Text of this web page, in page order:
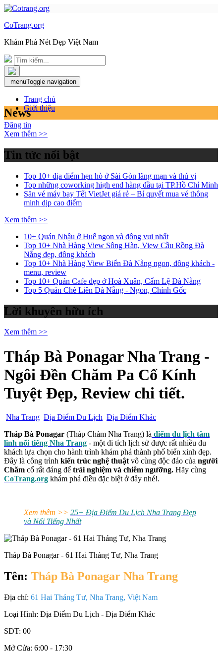
CoTrang.org
Khám Phá Nét Đẹp Việt Nam
menuToggle navigation
Trang chủ
Giới thiệu
Đăng tin
News
Xem thêm >>
Tin tức nổi bật
Top 10+ địa điểm hẹn hò ở Sài Gòn lãng mạn và thú vị
Top những coworking high end hàng đầu tại TP.Hồ Chí Minh
Săn vé máy bay Tết VietJet giá rẻ – Bí quyết mua vé thông
minh dịp cao điểm
Xem thêm >>
10+ Quán Nhậu ở Huế ngon và đông vui nhất
Top 10+ Nhà Hàng View Sông Hàn, View Cầu Rồng Đà
Nẵng đẹp, đông khách
Top 10+ Nhà Hàng View Biển Đà Nẵng ngon, đông khách -
menu, review
Top 10+ Quán Cafe đẹp ở Hoà Xuân, Cẩm Lệ Đà Nẵng
Top 5 Quán Chè Liên Đà Nẵng - Ngon, Chính Gốc
Lời khuyên hữu ích
Xem thêm >>
Tháp Bà Ponagar Nha Trang -
Ngôi Đền Chăm Pa Cổ Kính
Tuyệt Đẹp, Review chi tiết.
Nha Trang Địa Điểm Du Lịch Địa Điểm Khác
Tháp Bà Ponagar (Tháp Chàm Nha Trang) là điểm du lịch tâm
linh nổi tiếng Nha Trang - một di tích lịch sử được rất nhiều du
khách lựa chọn cho hành trình khám phá thành phố biển xinh đẹp.
Đây là công trình kiến trúc nghệ thuật vô cùng độc đáo của người
Chăm cổ rất đáng để trải nghiệm và chiêm ngưỡng. Hãy cùng
CoTrang.org khám phá điều đặc biệt ở đây nhé!.
Xem thêm >> 25+ Địa Điểm Du Lịch Nha Trang Đẹp
và Nổi Tiếng Nhất
Tháp Bà Ponagar - 61 Hai Tháng Tư, Nha Trang
Tên: Tháp Bà Ponagar Nha Trang
Địa chỉ: 61 Hai Tháng Tư, Nha Trang, Việt Nam
Loại Hình: Địa Điểm Du Lịch - Địa Điểm Khác
SĐT: 00
Mở Cửa: 6:00 - 17:30